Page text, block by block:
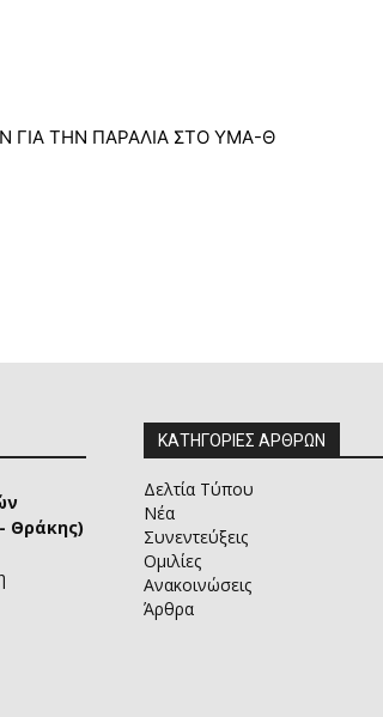
ΓΙΑ ΤΗΝ ΠΑΡΑΛΙΑ ΣΤΟ ΥΜΑ-Θ
Θράκης)
ΚΑΤΗΓΟΡΙΕΣ ΑΡΘΡΩΝ
Δελτία Τύπου
Νέα
Συνεντεύξεις
Ομιλίες
Ανακοινώσεις
Άρθρα